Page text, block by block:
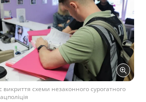
викриття схеми незаконного сурогатного